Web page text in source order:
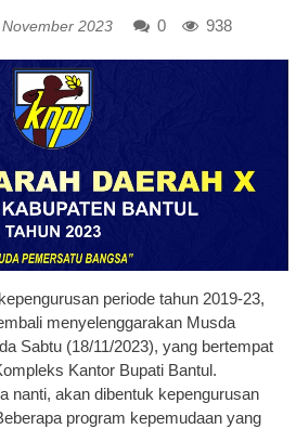
November 2023 0 938
periode tahun 2019-23,
menyelenggarakan Musda
Sabtu (18/11/2023), yang bertempat
Kantor Bupati Bantul.
nanti, akan dibentuk kepengurusan
program kepemudaan yang